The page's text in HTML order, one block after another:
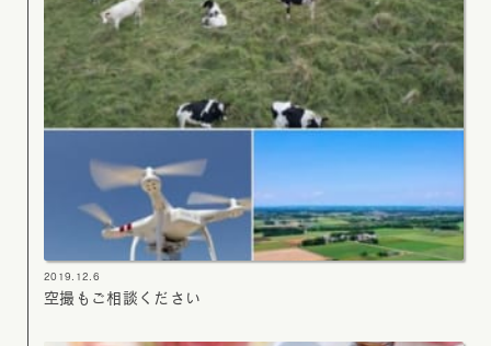
2019.12.6
空撮もご相談ください